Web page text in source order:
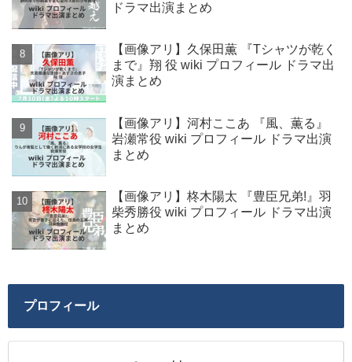
ドラマ出演まとめ
【画像アリ】久保田薫 『Tシャツが乾く
まで』翔 役 wiki プロフィール ドラマ出
演まとめ
【画像アリ】河村ここあ 『風、薫る』
岩瀬常役 wiki プロフィール ドラマ出演
まとめ
【画像アリ】柊木陽太 『豊臣兄弟!』羽
柴秀勝役 wiki プロフィール ドラマ出演
まとめ
プロフィール